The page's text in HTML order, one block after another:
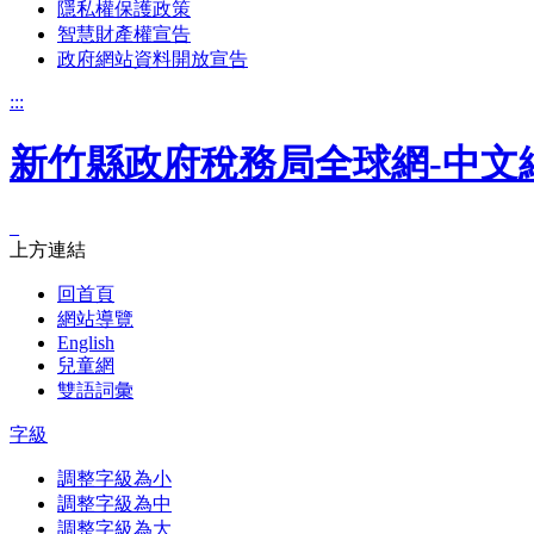
隱私權保護政策
智慧財產權宣告
政府網站資料開放宣告
:::
新竹縣政府稅務局全球網-中文
上方連結
回首頁
網站導覽
English
兒童網
雙語詞彙
字級
調整字級為小
調整字級為中
調整字級為大